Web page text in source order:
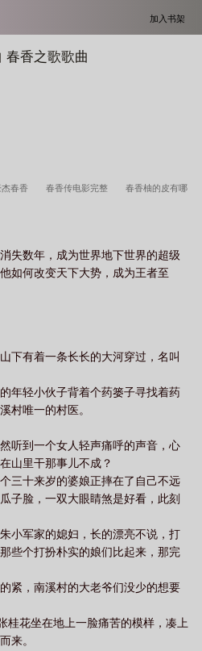
加入书架
春香之歌歌曲
杰春香 春香传电影完整 春香柚的皮有哪
香柚是哪里的特产 春香传讲的什么故
春香柚多少钱一斤 梦龙咚咚咚
年年春越剧 春香橘子的功效 春香传爱歌
完整版电视剧免费高清韩剧 春香流里
绍 春香韩剧 春香和梦龙 春香桔柚和
春香菜 春香说 于晴
传爱歌歌词 春香楼 春香转 春香夏香
娟唱 春香传 春香桔柚的功效和作
失数年，成为世界地下世界的超级
如何改变天下大势，成为王者至
下有着一条长长的大河穿过，名叫
年轻小伙子背着个药篓子寻找着药
村唯一的村医。
听到一个女人轻声痛呼的声音，心
山里干那事儿不成？
三十来岁的婆娘正摔在了自己不远
子脸，一双大眼睛煞是好看，此刻
小军家的媳妇，长的漂亮不说，打
些个打扮朴实的娘们比起来，那完
紧，南溪村的大老爷们没少的想要
桂花坐在地上一脸痛苦的模样，凑上
来。